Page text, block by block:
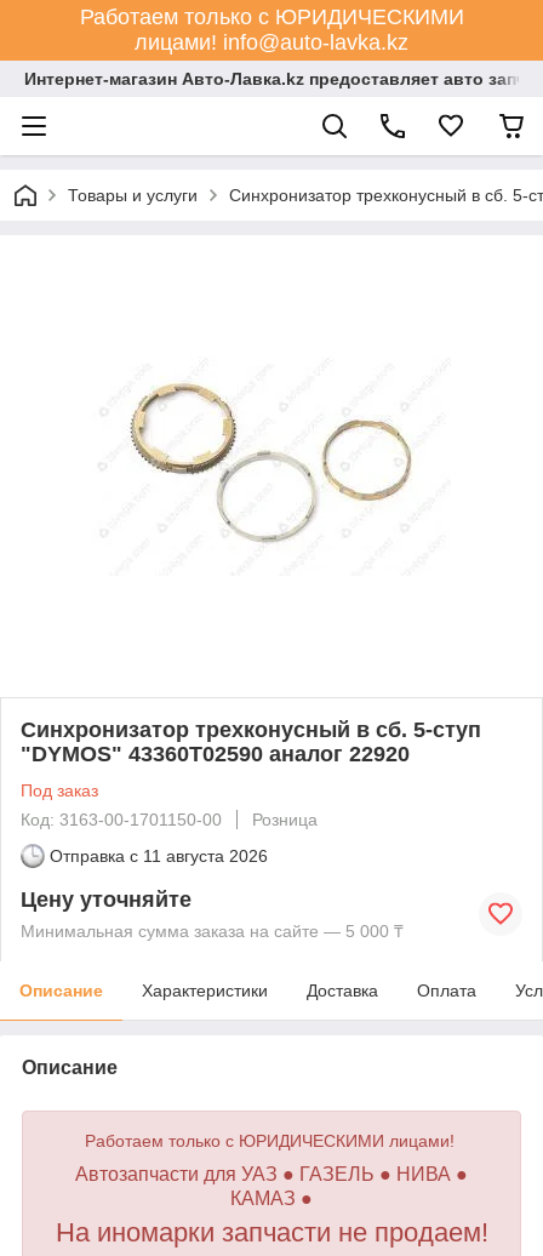
Работаем только с ЮРИДИЧЕСКИМИ
лицами! info@auto-lavka.kz
Интернет-магазин Авто-Лавка.kz предоставляет авто
Товары и услуги Синхронизатор трехконусный в сб. 5-
Синхронизатор трехконусный в сб. 5-ступ
"DYMOS" 43360Т02590 аналог 22920
Под заказ
Код: 3163-00-1701150-00
Розница
Отправка с 11 августа 2026
Цену уточняйте
Минимальная сумма заказа на сайте — 5 000 ₸
Описание Характеристики Доставка Оплата
Описание
Работаем только с ЮРИДИЧЕСКИМИ лицами!
Автозапчасти для УАЗ ● ГАЗЕЛЬ ● НИВА ●
КАМАЗ ●
На иномарки запчасти не продаем!